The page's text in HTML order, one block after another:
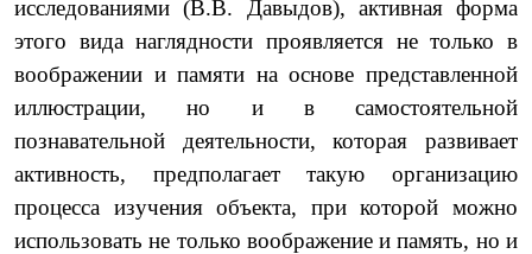
исследованиями (В.В. Давыдов), активная форма
этого вида наглядности проявляется не только в
воображении и памяти на основе представленной
иллюстрации, но и в самостоятельной
познавательной деятельности, которая развивает
активность, предполагает такую организацию
процесса изучения объекта, при которой можно
использовать не только воображение и память, но и